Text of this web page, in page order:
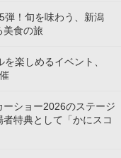
弾！旬を味わう、新潟
美食の旅
楽しめるイベント、
ショー2026のステージ
特典として「かにスコ